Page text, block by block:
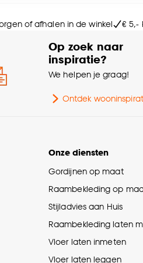
kan aanpassen, bekijk
of afhalen in de winkel € 5,-
Op zoek naar
inspiratie?
We helpen je graag!
Ontdek
Onze diensten
Gordijnen op maat
Raambekleding op
Stijladvies aan Huis
Raambekleding laten
Vloer laten inmeten
Vloer laten leggen